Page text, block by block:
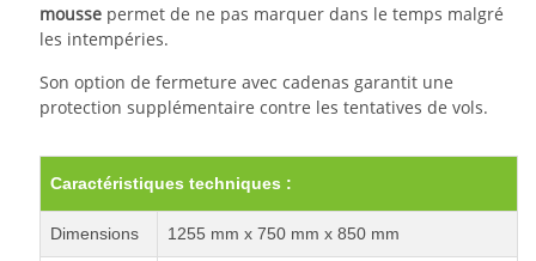
mousse permet de ne pas marquer dans le temps malgré
les intempéries.
Son option de fermeture avec cadenas garantit une
protection supplémentaire contre les tentatives de vols.
Caractéristiques techniques :
Dimensions 1255 mm x 750 mm x 850 mm